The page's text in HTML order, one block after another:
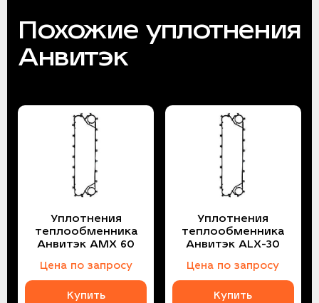
Похожие уплотнения
Анвитэк
Уплотнения
теплообменника
Анвитэк AMX 60
Цена по запросу
Купить
Уплотнения
теплообменника
Анвитэк ALX-30
Цена по запросу
Купить